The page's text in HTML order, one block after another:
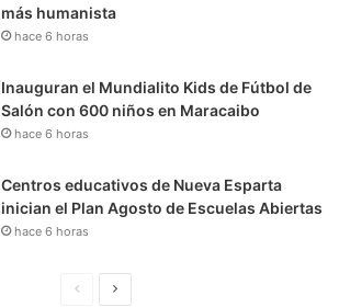
más humanista
hace 6 horas
Inauguran el Mundialito Kids de Fútbol de
Salón con 600 niños en Maracaibo
hace 6 horas
Centros educativos de Nueva Esparta
inician el Plan Agosto de Escuelas Abiertas
hace 6 horas